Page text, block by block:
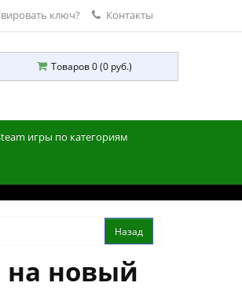
ключ? Контакты
Товаров 0 (0 руб.)
игры по категориям
на новый